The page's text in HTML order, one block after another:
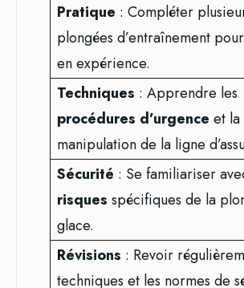
Pratique : Compléter
plongées d’entraînement
en expérience.
Techniques : Apprendre les
procédures d’urgence et la
manipulation de la ligne
Sécurité : Se familiariser
risques spécifiques de la
glace.
Révisions : Revoir
techniques et les normes de